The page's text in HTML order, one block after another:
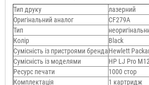
Тип друку
лазерний
Оригінальний аналог
CF279A
Тип
Колір
Black
Сумісність із пристроями брендаHewlett
Сумісність із моделями
HP LJ Pro
Ресурс печати
1000 стор
Комплектація
1 картридж